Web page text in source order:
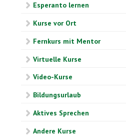
Esperanto lernen
Kurse vor Ort
Fernkurs mit Mentor
Virtuelle Kurse
Video-Kurse
Bildungsurlaub
Aktives Sprechen
Andere Kurse